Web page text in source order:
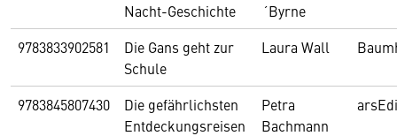
Nacht-Geschichte
´Byrne
9783833902581
Die Gans geht zur
Schule
Laura Wall
9783845807430
Die gefährlichsten
Entdeckungsreisen
Petra
Bachmann